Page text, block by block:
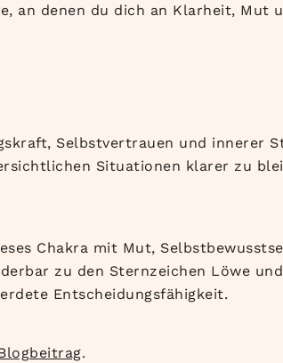
an denen du dich an Klarheit, Mut
Selbstvertrauen und innerer
Situationen klarer zu
Chakra mit Mut,
zu den Sternzeichen Löwe
Entscheidungsfähigkeit.
.